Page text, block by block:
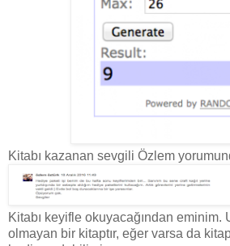
Kitabı kazanan sevgili Özlem
Kitabı keyifle okuyacağından eminim.
olmayan bir kitaptır, eğer varsa da